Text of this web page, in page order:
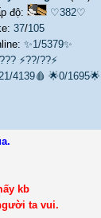
độ:
♡382♡
37/105
✨1/5379✨
⚡??/??⚡
4139🩸 🌟0/1695🌟
kb
ta vui.